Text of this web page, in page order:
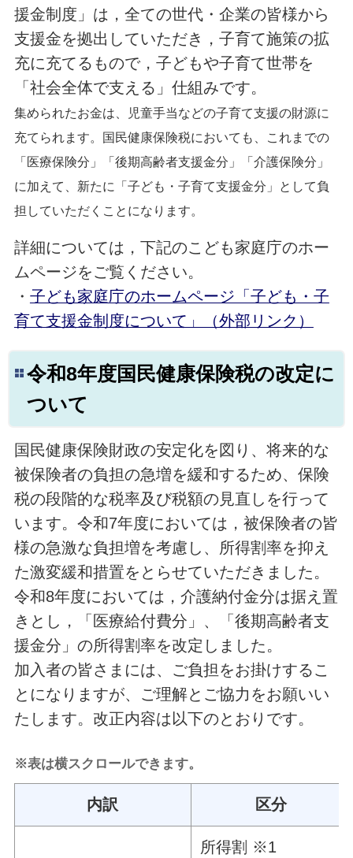
援金制度」は，全ての世代・企業の皆様から
支援金を拠出していただき，子育て施策の拡
充に充てるもので，子どもや子育て世帯を
「社会全体で支える」仕組みです。
集められたお金は、児童手当などの子育て支援の財源に
充てられます。国民健康保険税においても、これまでの
「医療保険分」「後期高齢者支援金分」「介護保険分」
に加えて、新たに「子ども・子育て支援金分」として負
担していただくことになります。
詳細については，下記のこども家庭庁のホー
ムページをご覧ください。
・ 子ども家庭庁のホームページ「子ども・子
育て支援金制度について」（外部リンク）
令和8年度国民健康保険税の改定に
ついて
国民健康保険財政の安定化を図り、将来的な
被保険者の負担の急増を緩和するため、保険
税の段階的な税率及び税額の見直しを行って
います。令和7年度においては，被保険者の皆
様の急激な負担増を考慮し、所得割率を抑え
た激変緩和措置をとらせていただきました。
令和8年度においては，介護納付金分は据え置
きとし，「医療給付費分」、「後期高齢者支
援金分」の所得割率を改定しました。
加入者の皆さまには、ご負担をお掛けするこ
とになりますが、ご理解とご協力をお願いい
たします。改正内容は以下のとおりです。
※表は横スクロールできます。
内訳 区分
所得割 ※1